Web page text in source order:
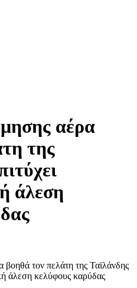
αέρα
της
άλεση
τον πελάτη της Ταϊλάνδης
άλεση κελύφους καρύδας